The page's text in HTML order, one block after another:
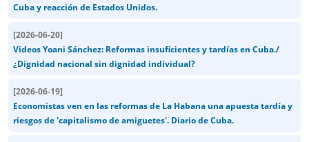
Cuba y reacción de Estados Unidos.
[2026-06-20]
Videos Yoani Sánchez: Reformas insuficientes y tardías en Cuba./
¿Dignidad nacional sin dignidad individual?
[2026-06-19]
Economistas ven en las reformas de La Habana una apuesta tardía y
riesgos de 'capitalismo de amiguetes'. Diario de Cuba.